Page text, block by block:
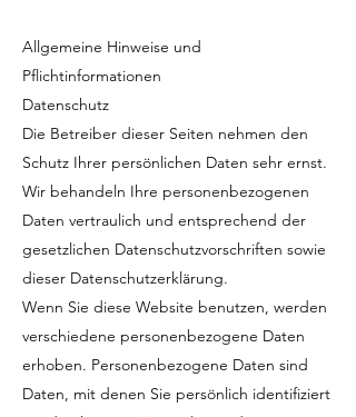
Allgemeine Hinweise und
Pflichtinformationen
Datenschutz
Die Betreiber dieser Seiten nehmen den
Schutz Ihrer persönlichen Daten sehr ernst.
Wir behandeln Ihre personenbezogenen
Daten vertraulich und entsprechend der
gesetzlichen Datenschutzvorschriften sowie
dieser Datenschutzerklärung.
Wenn Sie diese Website benutzen, werden
verschiedene personenbezogene Daten
erhoben. Personenbezogene Daten sind
Daten, mit denen Sie persönlich identifiziert